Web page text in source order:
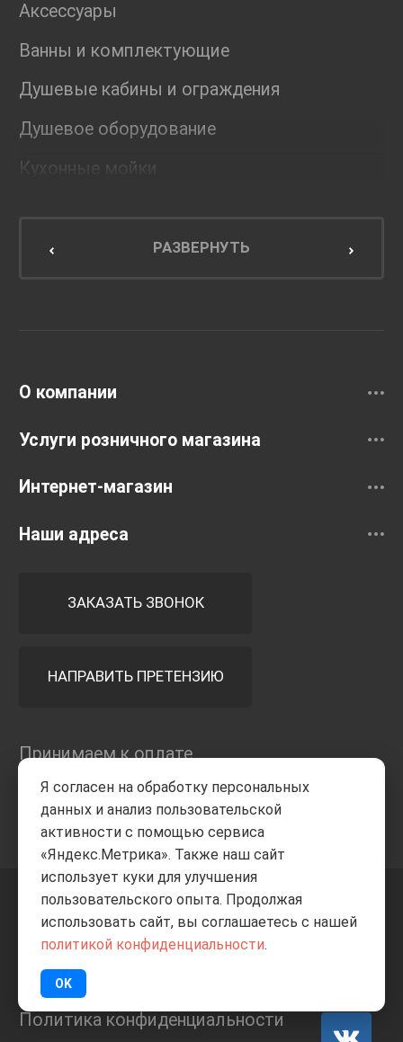
Аксессуары
Ванны и комплектующие
Душевые кабины и ограждения
Душевое оборудование
Кухонные мойки
Мебель для кухниРАЗВЕРНУТЬ
О компании
Услуги розничного магазина
Интернет-магазин
Наши адреса
ЗАКАЗАТЬ ЗВОНОК
НАПРАВИТЬ ПРЕТЕНЗИЮ
Принимаем к оплате
+7 8332205-805 ВВЕРХ
ИП Баранов А.С. 2026
Политика конфиденциальности
Я согласен на обработку персональных
данных и анализ пользовательской
активности с помощью сервиса
«Яндекс.Метрика». Также наш сайт
использует куки для улучшения
пользовательского опыта. Продолжая
использовать сайт, вы соглашаетесь с нашей
политикой конфиденциальности.
OK